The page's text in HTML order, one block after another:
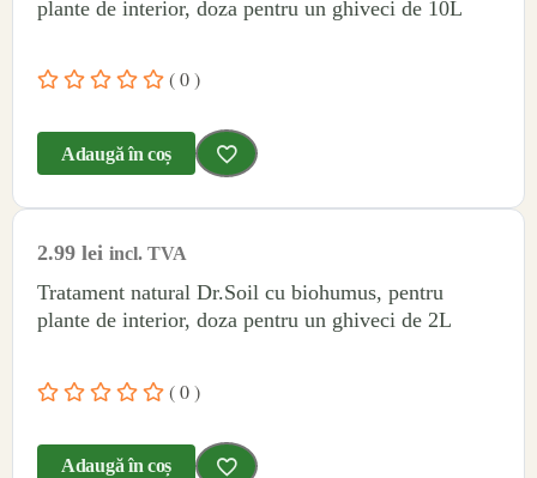
plante de interior, doza pentru un ghiveci de 10L
( 0 )
Adaugă în coș
2.99 lei incl. TVA
Tratament natural Dr.Soil cu biohumus, pentru
plante de interior, doza pentru un ghiveci de 2L
( 0 )
Adaugă în coș